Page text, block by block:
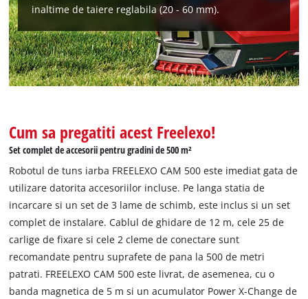
inaltime de taiere reglabila (20 - 60 mm).
Cum sa pregatiti acest Freelexo!
Set complet de accesorii pentru gradini de 500 m²
Robotul de tuns iarba FREELEXO CAM 500 este imediat gata de
utilizare datorita accesoriilor incluse. Pe langa statia de
incarcare si un set de 3 lame de schimb, este inclus si un set
complet de instalare. Cablul de ghidare de 12 m, cele 25 de
carlige de fixare si cele 2 cleme de conectare sunt
recomandate pentru suprafete de pana la 500 de metri
patrati. FREELEXO CAM 500 este livrat, de asemenea, cu o
banda magnetica de 5 m si un acumulator Power X-Change de